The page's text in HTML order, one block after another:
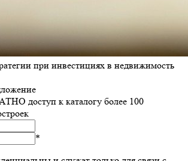
при инвестициях в недвижимость
доступ к каталогу более 100
*